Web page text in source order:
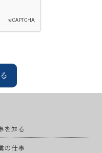
を知る
の仕事